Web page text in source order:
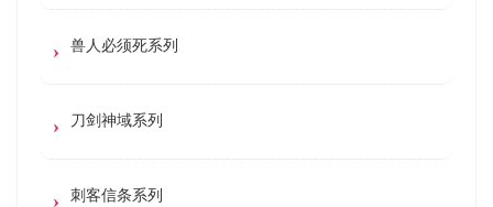
兽人必须死系列
刀剑神域系列
刺客信条系列